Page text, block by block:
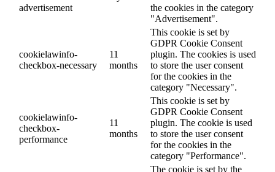
advertisement
the cookies in the category
"Advertisement".
cookielawinfo-
checkbox-necessary
11
months
This cookie is set by
GDPR Cookie Consent
plugin. The cookies is used
to store the user consent
for the cookies in the
category "Necessary".
cookielawinfo-
checkbox-
performance
11
months
This cookie is set by
GDPR Cookie Consent
plugin. The cookie is used
to store the user consent
for the cookies in the
category "Performance".
The cookie is set by the